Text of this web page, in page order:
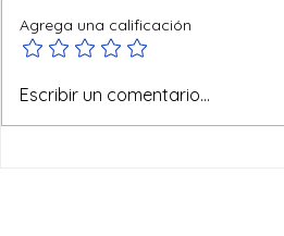
Ofertas de verano
Agrega una calificación
Escribir un comentario...